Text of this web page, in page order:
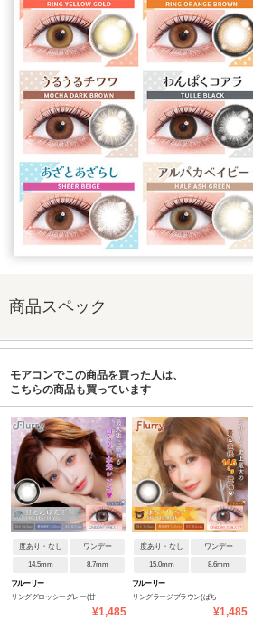
商品スペック
モアコンでこの商品を買った人は、
こちらの商品も買っています
度あり・なし ワンデー
14.5mm 8.7mm
フルーリー
リンググロッシーグレー(甘
¥1,485
度あり・なし ワンデー
15.0mm 8.6mm
フルーリー
リングラージブラウン(ぱち
¥1,485